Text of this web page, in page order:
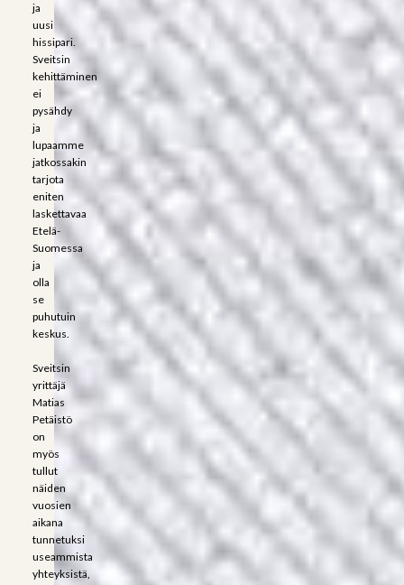
ja
uusi
hissipari.
Sveitsin
kehittäminen
ei
pysähdy
ja
lupaamme
jatkossakin
tarjota
eniten
laskettavaa
Etelä-
Suomessa
ja
olla
se
puhutuin
keskus.
Sveitsin
yrittäjä
Matias
Petäistö
on
myös
tullut
näiden
vuosien
aikana
tunnetuksi
useammista
yhteyksistä,